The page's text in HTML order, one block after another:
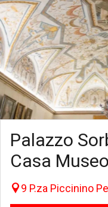
Palazzo
Casa Museo
9 P.za Piccinino